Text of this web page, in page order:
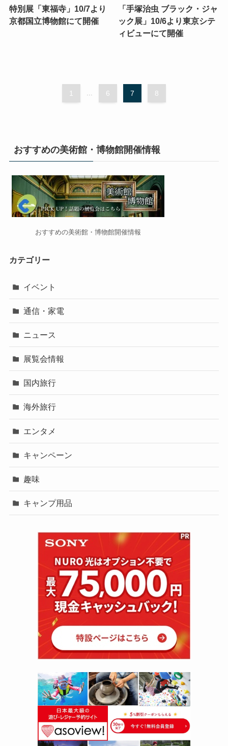
特別展「東福寺」10/7より
京都国立博物館にて開催
「手塚治虫 ブラック・ジャ
ック展」10/6より東京シテ
ィビューにて開催
1 6 7 8
おすすめの美術館・博物館開催情報
おすすめの美術館・博物館開催情報
カテゴリー
イベント
通信・家電
ニュース
展覧会情報
国内旅行
海外旅行
エンタメ
キャンペーン
趣味
キャンプ用品